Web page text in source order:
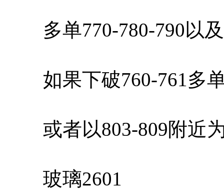
多单770-780-790以及
如果下破760-761多
或者以803-809附近
玻璃2601